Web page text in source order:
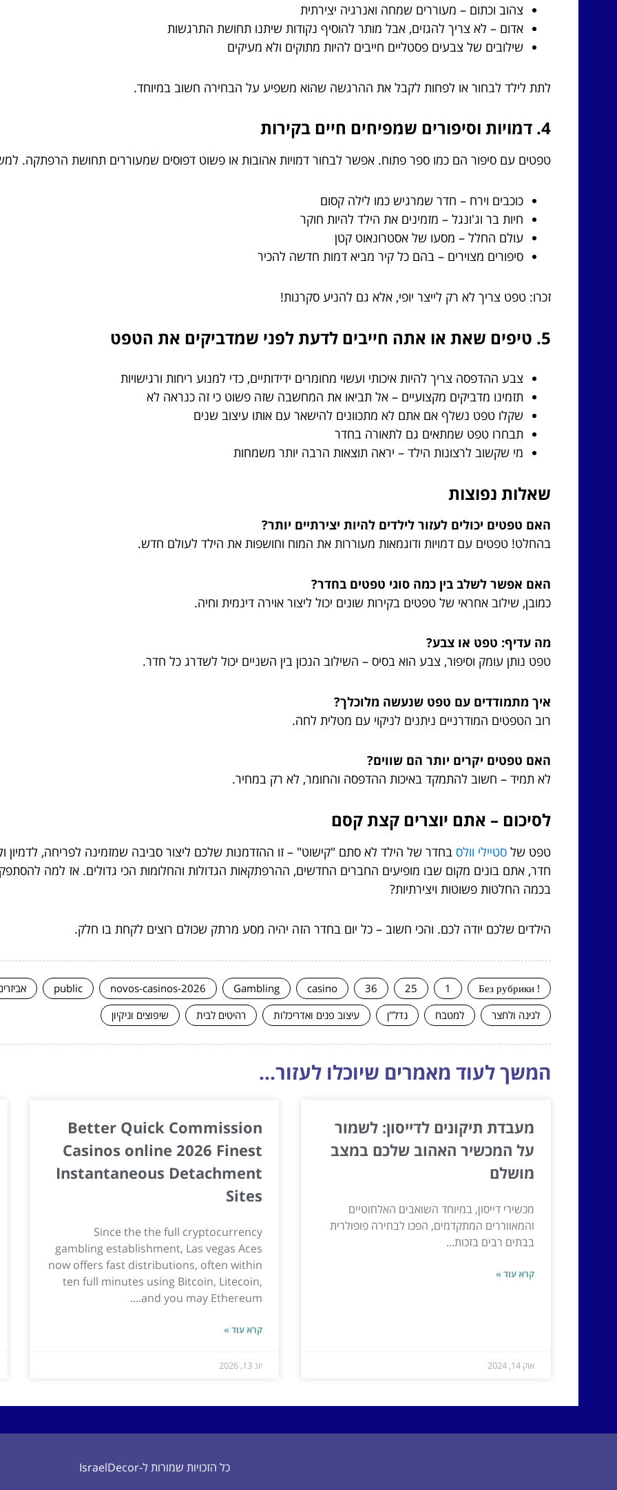
צהוב וכתום – מעוררים שמחה ואנרגיה יצירתית
אדום – לא צריך להגזים, אבל מותר להוסיף נקודות שיתנו תחושת התרגשות
שילובים של צבעים פסטליים חייבים להיות מתוקים ולא מעיקים
לתת לילד לבחור או לפחות לקבל את ההרגשה שהוא משפיע על הבחירה חשוב במיוחד.
4. דמויות וסיפורים שמפיחים חיים בקירות
טפטים עם סיפור הם כמו ספר פתוח. אפשר לבחור דמויות אהובות או פשוט דפוסים שמעוררים תחושת הרפתקה.
כוכבים וירח – חדר שמרגיש כמו לילה קסום
חיות בר וג'ונגל – מזמינים את הילד להיות חוקר
עולם החלל – מסעו של אסטרונאוט קטן
סיפורים מצוירים – בהם כל קיר מביא דמות חדשה להכיר
זכרו: טפט צריך לא רק לייצר יופי, אלא גם להניע סקרנות!
5. טיפים שאת או אתה חייבים לדעת לפני שמדביקים את הטפט
צבע ההדפסה צריך להיות איכותי ועשוי מחומרים ידידותיים, כדי למנוע ריחות ורגישויות
תזמינו מדביקים מקצועיים – אל תביאו את המחשבה שזה פשוט כי זה כנראה לא
שקלו טפט נשלף אם אתם לא מתכוונים להישאר עם אותו עיצוב שנים
תבחרו טפט שמתאים גם לתאורה בחדר
מי שקשוב לרצונות הילד – יראה תוצאות הרבה יותר משמחות
שאלות נפוצות
האם טפטים יכולים לעזור לילדים להיות יצירתיים יותר?
בהחלט! טפטים עם דמויות ודוגמאות מעוררות את המוח וחושפות את הילד לעולם חדש.
האם אפשר לשלב בין כמה סוגי טפטים בחדר?
כמובן, שילוב אחראי של טפטים בקירות שונים יכול ליצור אוירה דינמית וחיה.
מה עדיף: טפט או צבע?
טפט נותן עומק וסיפור, צבע הוא בסיס – השילוב הנכון בין השניים יכול לשדרג כל חדר.
איך מתמודדים עם טפט שנעשה מלוכלך?
רוב הטפטים המודרניים ניתנים לניקוי עם מטלית לחה.
האם טפטים יקרים יותר הם שווים?
לא תמיד – חשוב להתמקד באיכות ההדפסה והחומר, לא רק במחיר.
לסיכום – אתם יוצרים קצת קסם
טפט של סטיילי וולס בחדר של הילד לא סתם "קישוט" – זו ההזדמנות שלכם ליצור סביבה שמזמינה לפריחה,
חדר, אתם בונים מקום שבו מופיעים החברים החדשים, ההרפתקאות הגדולות והחלומות הכי גדולים. אז למה
בכמה החלטות פשוטות ויצירתיות?
הילדים שלכם יודה לכם. והכי חשוב – כל יום בחדר הזה יהיה מסע מרתק שכולם רוצים לקחת בו חלק.
! Без рубрики
1
25
36
casino
Gambling
novos-casinos-2026
public
לגינה ולחצר
למטבח נדל"ן עיצוב פנים ואדריכלות רהיטים לבית שיפוצים וניקיון
המשך לעוד מאמרים שיוכלו לעזור...
מעבדת תיקונים לדייסון: לשמור
על המכשיר האהוב שלכם במצב
מושלם
מכשירי דייסון, במיוחד השואבים האלחוטיים
והמאווררים המתקדמים, הפכו לבחירה פופולרית
בבתים רבים בזכות...
קרא עוד »
אוק 14, 2024
Better Quick Commission
Casinos online 2026 Finest
Instantaneous Detachment
Sites
Since the the full cryptocurrency
gambling establishment, Las vegas Aces
now offers fast distributions, often within
ten full minutes using Bitcoin, Litecoin,
and you may Ethereum....
קרא עוד »
יונ 13, 2026
כל הזכויות שמורות ל-IsraelDecor